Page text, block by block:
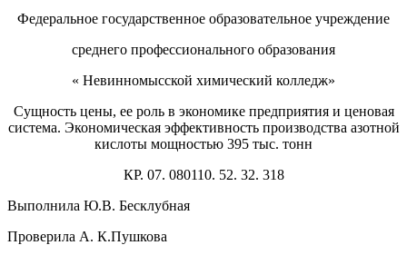
Федеральное государственное образовательное учреждение
среднего профессионального образования
« Невинномысской химический колледж»
Сущность цены, ее роль в экономике предприятия и ценовая
система. Экономическая эффективность производства азотной
кислоты мощностью 395 тыс. тонн
КР. 07. 080110. 52. 32. 318
Выполнила Ю.В. Бесклубная
Проверила А. К.Пушкова